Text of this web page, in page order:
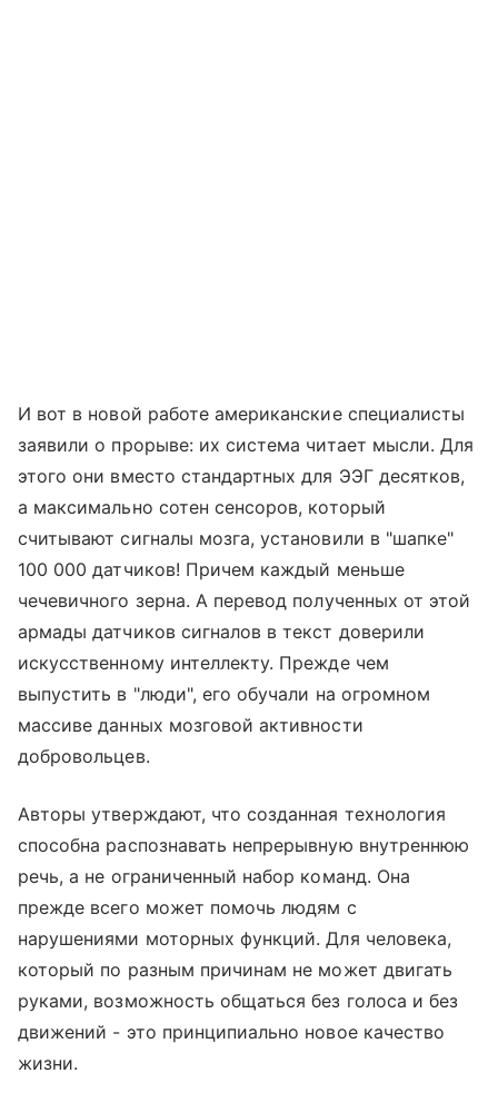
И вот в новой работе американские специалисты
заявили о прорыве: их система читает мысли. Для
этого они вместо стандартных для ЭЭГ десятков,
а максимально сотен сенсоров, который
считывают сигналы мозга, установили в "шапке"
100 000 датчиков! Причем каждый меньше
чечевичного зерна. А перевод полученных от этой
армады датчиков сигналов в текст доверили
искусственному интеллекту. Прежде чем
выпустить в "люди", его обучали на огромном
массиве данных мозговой активности
добровольцев.
Авторы утверждают, что созданная технология
способна распознавать непрерывную внутреннюю
речь, а не ограниченный набор команд. Она
прежде всего может помочь людям с
нарушениями моторных функций. Для человека,
который по разным причинам не может двигать
руками, возможность общаться без голоса и без
движений - это принципиально новое качество
жизни.